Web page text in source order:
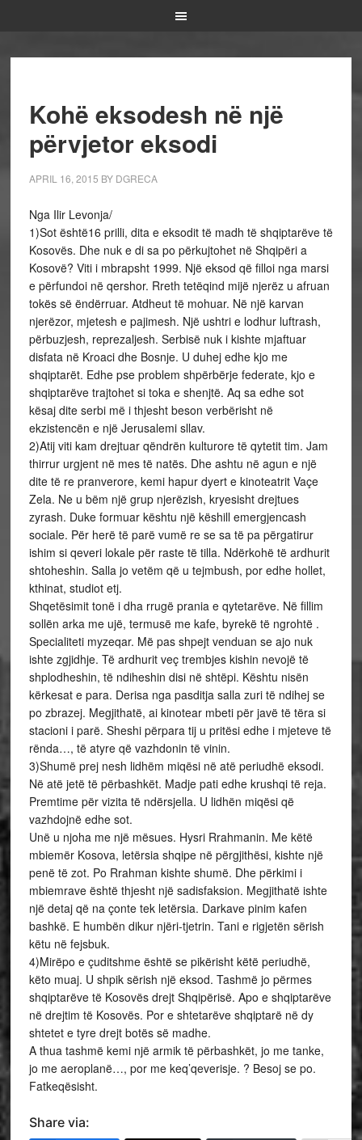
Kohë eksodesh në një
përvjetor eksodi
APRIL 16, 2015 BY DGRECA
Nga Ilir Levonja/
1)Sot është16 prilli, dita e eksodit të madh të shqiptarëve të
Kosovës. Dhe nuk e di sa po përkujtohet në Shqipëri a
Kosovë? Viti i mbrapsht 1999. Një eksod që filloi nga marsi
e përfundoi në qershor. Rreth tetëqind mijë njerëz u afruan
tokës së ëndërruar. Atdheut të mohuar. Në një karvan
njerëzor, mjetesh e pajimesh. Një ushtri e lodhur luftrash,
përbuzjesh, reprezaljesh. Serbisë nuk i kishte mjaftuar
disfata në Kroaci dhe Bosnje. U duhej edhe kjo me
shqiptarët. Edhe pse problem shpërbërje federate, kjo e
shqiptarëve trajtohet si toka e shenjtë. Aq sa edhe sot
kësaj dite serbi më i thjesht beson verbërisht në
ekzistencën e një Jerusalemi sllav.
2)Atij viti kam drejtuar qëndrën kulturore të qytetit tim. Jam
thirrur urgjent në mes të natës. Dhe ashtu në agun e një
dite të re pranverore, kemi hapur dyert e kinoteatrit Vaçe
Zela. Ne u bëm një grup njerëzish, kryesisht drejtues
zyrash. Duke formuar kështu një këshill emergjencash
sociale. Për herë të parë vumë re se sa të pa përgatirur
ishim si qeveri lokale për raste të tilla. Ndërkohë të ardhurit
shtoheshin. Salla jo vetëm që u tejmbush, por edhe hollet,
kthinat, studiot etj.
Shqetësimit tonë i dha rrugë prania e qytetarëve. Në fillim
sollën arka me ujë, termusë me kafe, byrekë të ngrohtë .
Specialiteti myzeqar. Më pas shpejt venduan se ajo nuk
ishte zgjidhje. Të ardhurit veç trembjes kishin nevojë të
shplodheshin, të ndiheshin disi në shtëpi. Kështu nisën
kërkesat e para. Derisa nga pasditja salla zuri të ndihej se
po zbrazej. Megjithatë, ai kinotear mbeti për javë të tëra si
stacioni i parë. Sheshi përpara tij u pritësi edhe i mjeteve të
rënda…, të atyre që vazhdonin të vinin.
3)Shumë prej nesh lidhëm miqësi në atë periudhë eksodi.
Në atë jetë të përbashkët. Madje pati edhe krushqi të reja.
Premtime për vizita të ndërsjella. U lidhën miqësi që
vazhdojnë edhe sot.
Unë u njoha me një mësues. Hysri Rrahmanin. Me këtë
mbiemër Kosova, letërsia shqipe në përgjithësi, kishte një
penë të zot. Po Rrahman kishte shumë. Dhe përkimi i
mbiemrave është thjesht një sadisfaksion. Megjithatë ishte
një detaj që na çonte tek letërsia. Darkave pinim kafen
bashkë. E humbën dikur njëri-tjetrin. Tani e rigjetën sërish
këtu në fejsbuk.
4)Mirëpo e çuditshme është se pikërisht këtë periudhë,
këto muaj. U shpik sërish një eksod. Tashmë jo përmes
shqiptarëve të Kosovës drejt Shqipërisë. Apo e shqiptarëve
në drejtim të Kosovës. Por e shtetarëve shqiptarë në dy
shtetet e tyre drejt botës së madhe.
A thua tashmë kemi një armik të përbashkët, jo me tanke,
jo me aeroplanë…, por me keq’qeverisje. ? Besoj se po.
Fatkeqësisht.
Share via: